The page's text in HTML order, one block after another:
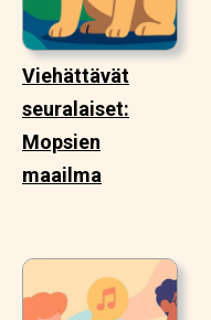
Viehättävät
seuralaiset:
Mopsien
maailma